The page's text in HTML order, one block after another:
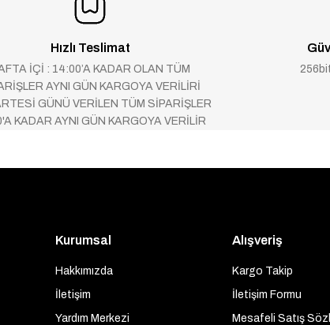
Hızlı Teslimat
İÇİ : 14:00’A KADAR OLAN TÜM
AYNI GÜN KARGOYA VERİLİRİ
GÜNÜ VERİLEN TÜM SİPARİŞLER
KADAR AYNI GÜN KARGOYA VERİLİR
Kurumsal
Hakkımızda
İletişim
Yardım Merkezi
Alışveriş
Kargo Takip
İletişim Formu
Mesafeli Satış